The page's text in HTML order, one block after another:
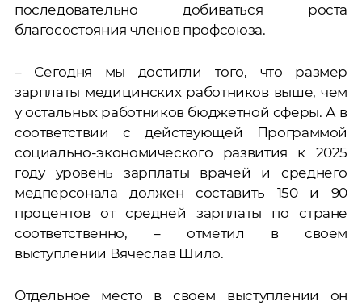
последовательно добиваться роста
благосостояния членов профсоюза.
– Сегодня мы достигли того, что размер
зарплаты медицинских работников выше, чем
у остальных работников бюджетной сферы. А в
соответствии с действующей Программой
социально-экономического развития к 2025
году уровень зарплаты врачей и среднего
медперсонала должен составить 150 и 90
процентов от средней зарплаты по стране
соответственно, – отметил в своем
выступлении Вячеслав Шило.
Отдельное место в своем выступлении он